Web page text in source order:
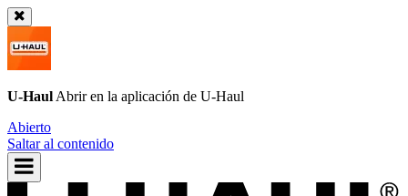
U-Haul Abrir en la aplicación de U-Haul
Abierto
Saltar al contenido